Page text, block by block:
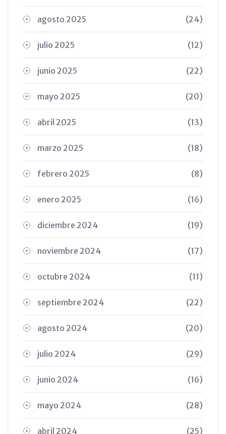
agosto 2025 (24)
julio 2025 (12)
junio 2025 (22)
mayo 2025 (20)
abril 2025 (13)
marzo 2025 (18)
febrero 2025 (8)
enero 2025 (16)
diciembre 2024 (19)
noviembre 2024 (17)
octubre 2024 (11)
septiembre 2024 (22)
agosto 2024 (20)
julio 2024 (29)
junio 2024 (16)
mayo 2024 (28)
abril 2024 (25)